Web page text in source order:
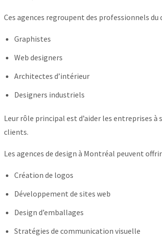
Ces agences regroupent des professionnels du
Graphistes
Web designers
Architectes d’intérieur
Designers industriels
Leur rôle principal est d’aider les entreprises à
clients.
Les agences de design à Montréal peuvent
Création de logos
Développement de sites web
Design d’emballages
Stratégies de communication visuelle